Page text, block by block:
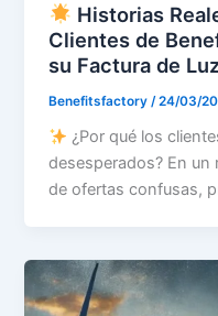
Historias
Clientes de
su Factura de
Benefitsfactory /24/03/
¿Por qué los
desesperados? En
de ofertas confusas,